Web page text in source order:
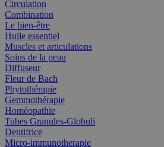
Circulation
Combination
Le bien-être
Huile essentiel
Muscles et articulations
Soins de la peau
Diffuseur
Fleur de Bach
Phytothérapie
Gemmothérapie
Homéopathie
Tubes Granules-Globuli
Dentifrice
Micro-immunotherapie